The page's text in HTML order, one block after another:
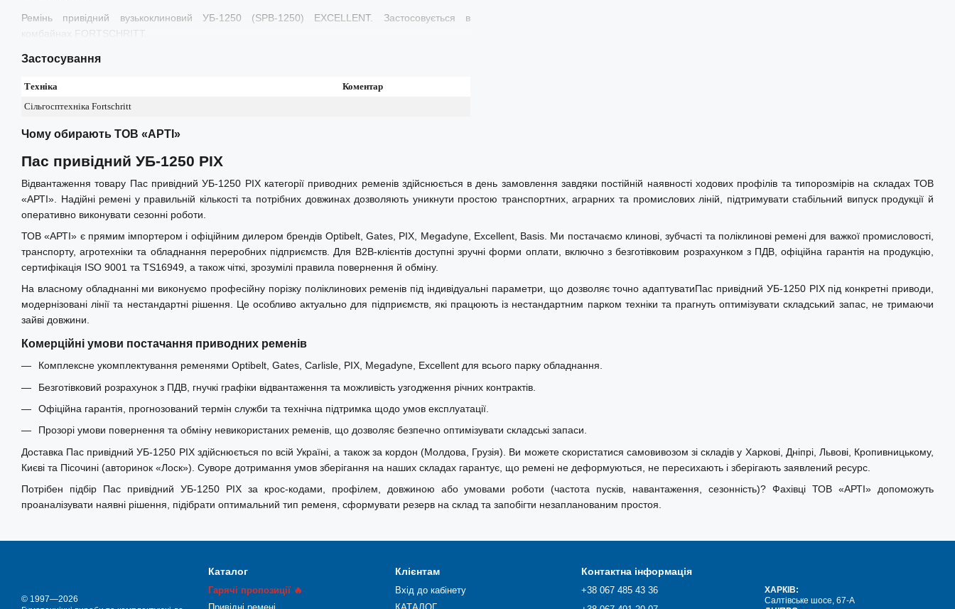
Ремінь привідний вузькоклиновий УБ-1250 (SPB-1250) EXCELLENT. Застосовується в
комбайнах FORTSCHRITT.
Застосування
Техніка
Коментар
Сільгосптехніка Fortschritt
Чому обирають ТОВ «АРТІ»
Пас привідний УБ-1250 PIX
Відвантаження товару Пас привідний УБ-1250 PIX категорії приводних ременів здійснюється в день замовлення завдяки постійній наявності ходових профілів та типорозмірів на складах ТОВ
«АРТІ». Надійні ремені у правильній кількості та потрібних довжинах дозволяють уникнути простою транспортних, аграрних та промислових ліній, підтримувати стабільний випуск продукції й
оперативно виконувати сезонні роботи.
ТОВ «АРТІ» є прямим імпортером і офіційним дилером брендів Optibelt, Gates, PIX, Megadyne, Excellent, Basis. Ми постачаємо клинові, зубчасті та поліклинові ремені для важкої промисловості,
транспорту, агротехніки та обладнання переробних підприємств. Для B2B-клієнтів доступні зручні форми оплати, включно з безготівковим розрахунком з ПДВ, офіційна гарантія на продукцію,
сертифікація ISO 9001 та TS16949, а також чіткі, зрозумілі правила повернення й обміну.
На власному обладнанні ми виконуємо професійну порізку поліклинових ременів під індивідуальні параметри, що дозволяє точно адаптуватиПас привідний УБ-1250 PIX під конкретні приводи,
модернізовані лінії та нестандартні рішення. Це особливо актуально для підприємств, які працюють із нестандартним парком техніки та прагнуть оптимізувати складський запас, не тримаючи
зайві довжини.
Комерційні умови постачання приводних ременів
Комплексне укомплектування ременями Optibelt, Gates, Carlisle, PIX, Megadyne, Excellent для всього парку обладнання.
Безготівковий розрахунок з ПДВ, гнучкі графіки відвантаження та можливість узгодження річних контрактів.
Офіційна гарантія, прогнозований термін служби та технічна підтримка щодо умов експлуатації.
Прозорі умови повернення та обміну невикористаних ременів, що дозволяє безпечно оптимізувати складські запаси.
Доставка Пас привідний УБ-1250 PIX здійснюється по всій Україні, а також за кордон (Молдова, Грузія). Ви можете скористатися самовивозом зі складів у Харкові, Дніпрі, Львові, Кропивницькому,
Києві та Пісочині (авторинок «Лоск»). Суворе дотримання умов зберігання на наших складах гарантує, що ремені не деформуються, не пересихають і зберігають заявлений ресурс.
Потрібен підбір Пас привідний УБ-1250 PIX за крос-кодами, профілем, довжиною або умовами роботи (частота пусків, навантаження, сезонність)? Фахівці ТОВ «АРТІ» допоможуть
проаналізувати наявні рішення, підібрати оптимальний тип ременя, сформувати резерв на склад та запобігти незапланованим простоя.
© 1997—2026
Каталог
Гарячі пропозиції 🔥
Клієнтам
Вхід до кабінету
Контактна інформація
+38 067 485 43 36
ХАРКІВ:
Салтівське шосе, 67-А